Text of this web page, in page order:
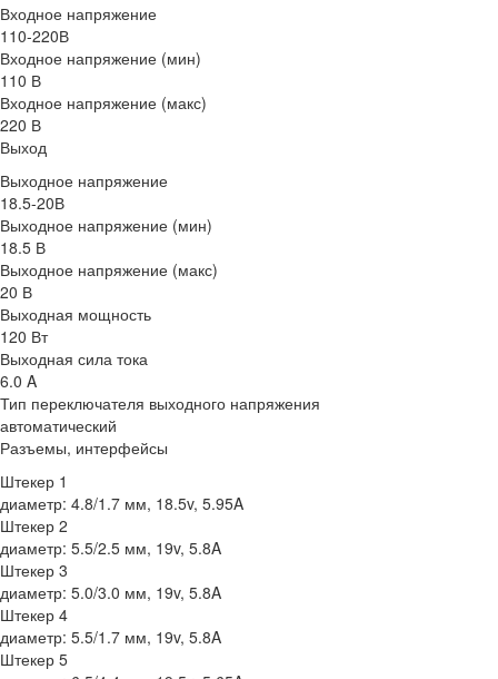
Входное напряжение
110-220В
Входное напряжение (мин)
110 В
Входное напряжение (макс)
220 В
Выход
Выходное напряжение
18.5-20В
Выходное напряжение (мин)
18.5 В
Выходное напряжение (макс)
20 В
Выходная мощность
120 Вт
Выходная сила тока
6.0 A
Тип переключателя выходного напряжения
автоматический
Разъемы, интерфейсы
Штекер 1
диаметр: 4.8/1.7 мм, 18.5v, 5.95A
Штекер 2
диаметр: 5.5/2.5 мм, 19v, 5.8A
Штекер 3
диаметр: 5.0/3.0 мм, 19v, 5.8A
Штекер 4
диаметр: 5.5/1.7 мм, 19v, 5.8A
Штекер 5